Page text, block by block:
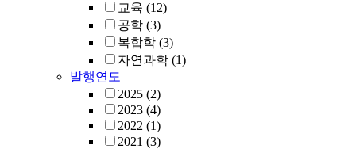
교육 (12)
공학 (3)
복합학 (3)
자연과학 (1)
발행연도
2025 (2)
2023 (4)
2022 (1)
2021 (3)